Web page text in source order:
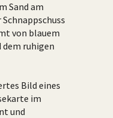
Sand am
von blauem
ruhigen
Bild eines
im
und